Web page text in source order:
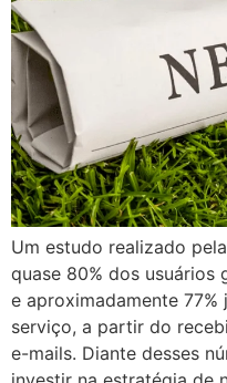
Um estudo realizado
quase 80% dos usuários
e aproximadamente
serviço, a partir do
e-mails. Diante desses